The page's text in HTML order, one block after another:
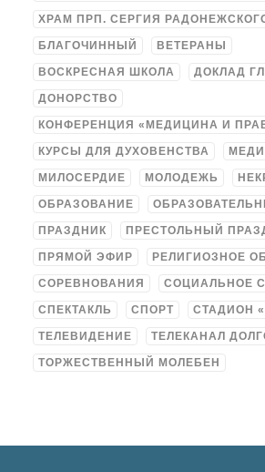
ХРАМ ПРП. СЕРГИЯ
БЛАГОЧИННЫЙ ВЕТЕРАНЫ
ВОСКРЕСНАЯ ШКОЛА ДОКЛАД
ДОНОРСТВО
КОНФЕРЕНЦИЯ «МЕДИЦИНА И
КУРСЫ ДЛЯ ДУХОВЕНСТВА
МИЛОСЕРДИЕ МОЛОДЕЖЬ
ОБРАЗОВАНИЕ
ПРАЗДНИК ПРЕСТОЛЬНЫЙ
ПРЯМОЙ ЭФИР РЕЛИГИОЗНОЕ
СОРЕВНОВАНИЯ СОЦИАЛЬНОЕ
СПЕКТАКЛЬ СПОРТ СТАДИОН
ТЕЛЕВИДЕНИЕ ТЕЛЕКАНАЛ
ТОРЖЕСТВЕННЫЙ МОЛЕБЕН